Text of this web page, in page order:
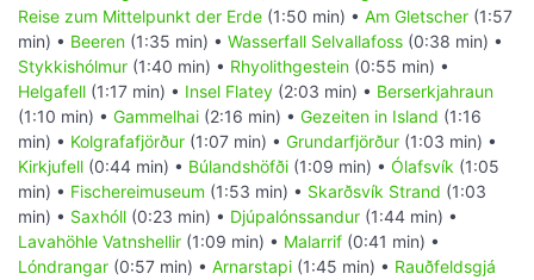
Reise zum Mittelpunkt der Erde (1:50 min) • Am Gletscher (1:57
min) • Beeren (1:35 min) • Wasserfall Selvallafoss (0:38 min) •
Stykkishólmur (1:40 min) • Rhyolithgestein (0:55 min) •
Helgafell (1:17 min) • Insel Flatey (2:03 min) • Berserkjahraun
(1:10 min) • Gammelhai (2:16 min) • Gezeiten in Island (1:16
min) • Kolgrafafjörður (1:07 min) • Grundarfjörður (1:03 min) •
Kirkjufell (0:44 min) • Búlandshöfði (1:09 min) • Ólafsvík (1:05
min) • Fischereimuseum (1:53 min) • Skarðsvík Strand (1:03
min) • Saxhóll (0:23 min) • Djúpalónssandur (1:44 min) •
Lavahöhle Vatnshellir (1:09 min) • Malarrif (0:41 min) •
Lóndrangar (0:57 min) • Arnarstapi (1:45 min) • Rauðfeldsgjá